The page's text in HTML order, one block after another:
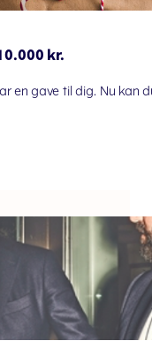
kr.
en gave til dig. Nu